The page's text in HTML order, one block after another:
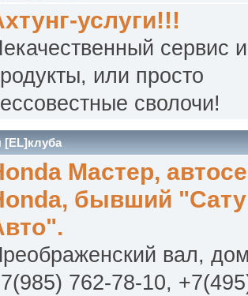
услуги!!!
сервис и
или просто
сволочи!
[EL]клуба
Мастер,
бывший
вал,
762-78-10,